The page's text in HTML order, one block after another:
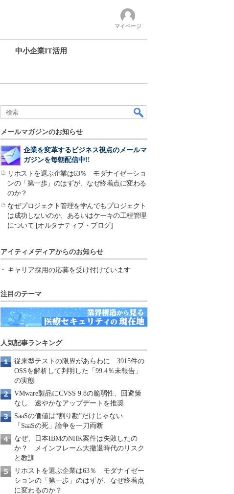
マイページ
中小企業IT活用
メールマガジンのお知らせ
企業を変革するビジネス視点のメールマ
ガジンを毎朝配信中!!
リホストを選ぶ企業は63％ モダナイゼーショ
ンの「第一歩」のはずが、なぜ終着点に変わる
のか？
なぜプロジェクト管理を学んでもプロジェクト
は成功しないのか、あるいはケーキの工程管理
について [オルタナティブ・ブログ]
アイティメディアからのお知らせ
キャリア採用の応募を受け付けています
注目のテーマ
人気記事ランキング
従来型テストの限界があらわに 3915件の
OSSを解析して判明した「99.4％未報告」
の実態
VMware製品にCVSS 9.8の脆弱性、回避策
なし 速やかなアップデートを推奨
SaaSの価値は“割り勘”だけじゃない
「SaaSの死」論争を一刀両断
なぜ、日本IBMのNHK案件は失敗したの
か？ メインフレーム大撤退時代のリスク
と教訓
リホストを選ぶ企業は63％ モダナイゼー
ションの「第一歩」のはずが、なぜ終着点
に変わるのか？